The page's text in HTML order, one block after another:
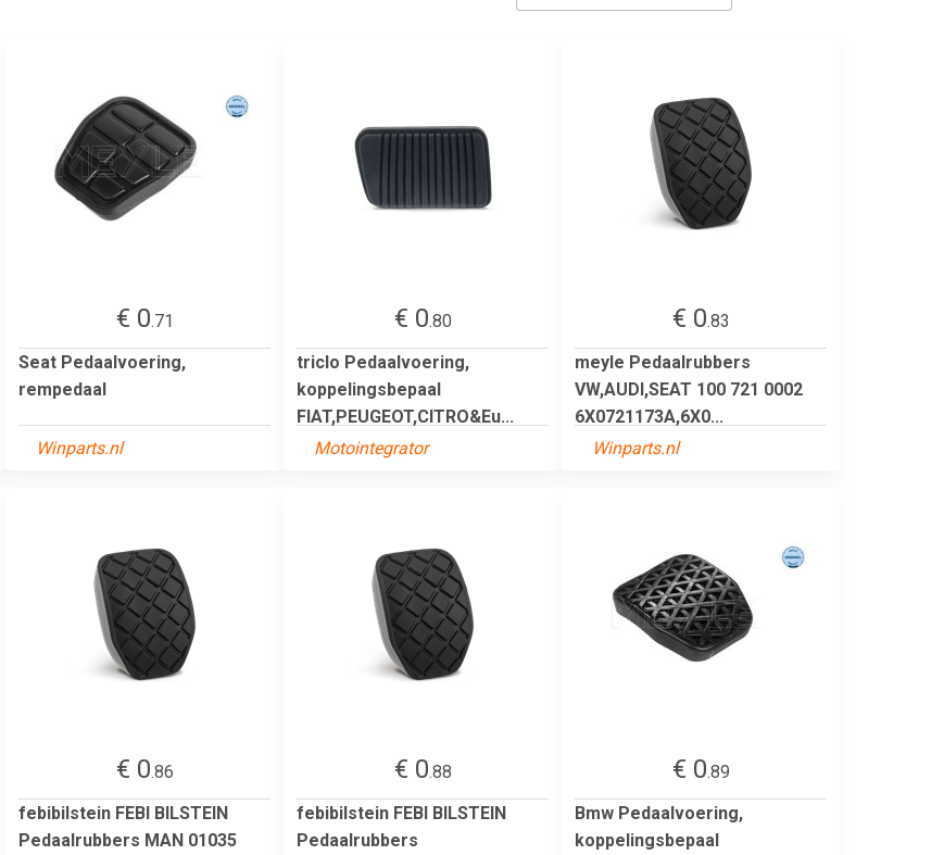
€ 0.71
Seat Pedaalvoering,
rempedaal
Winparts.nl
€ 0.80
triclo Pedaalvoering,
koppelingsbepaal
FIAT,PEUGEOT,CITRO&Eu...
Motointegrator
€ 0.83
meyle Pedaalrubbers
VW,AUDI,SEAT 100 721 0002
6X0721173A,6X0...
Winparts.nl
€ 0.86
febibilstein FEBI BILSTEIN
Pedaalrubbers MAN 01035
€ 0.88
febibilstein FEBI BILSTEIN
Pedaalrubbers
€ 0.89
Bmw Pedaalvoering,
koppelingsbepaal